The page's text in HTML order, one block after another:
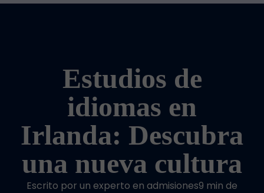
Estudios de
idiomas en
Irlanda: Descubra
una nueva cultura
Escrito por un experto en admisiones9 min de